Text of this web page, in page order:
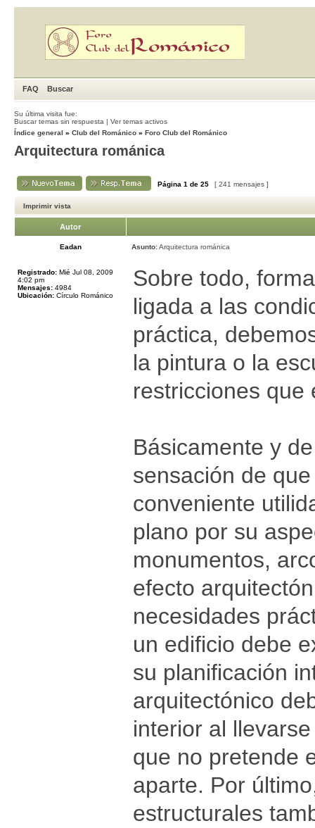
FAQ Buscar
Su última visita fue:
Buscar temas sin respuesta | Ver temas activos
Índice general » Club del Románico » Foro Club del Románico
Arquitectura románica
Página 1 de 25 [ 241 mensajes ]
Imprimir vista
Autor
Eadan Asunto:Arquitectura románica
Registrado: Mié Jul 08, 2009
4:02 pm
Mensajes: 4984
Ubicación: Círculo Románico
Sobre todo,
ligada a las
práctica,
la pintura o la
restricciones que
Básicamente y
sensación de
conveniente
plano por su
monumentos,
efecto
necesidades
un edificio debe
su planificación
arquitectónico
interior al
que no pretende
aparte. Por
estructurales